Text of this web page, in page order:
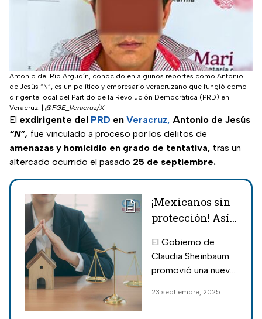
Antonio del Río Argudín, conocido en algunos reportes como Antonio
de Jesús “N”, es un político y empresario veracruzano que fungió como
dirigente local del Partido de la Revolución Democrática (PRD) en
Veracruz.
@FGE_Veracruz/X
El exdirigente del PRD en Veracruz, Antonio de Jesús
“N”, fue vinculado a proceso por los delitos de
amenazas y homicidio en grado de tentativa, tras un
altercado ocurrido el pasado 25 de septiembre.
¡Mexicanos sin
protección! Así
población la Ley
de Amparo
el Gobierno
El Gobierno de
Claudia Sheinbaum
promovió una nueva
expertos en la
23 septiembre, 2025